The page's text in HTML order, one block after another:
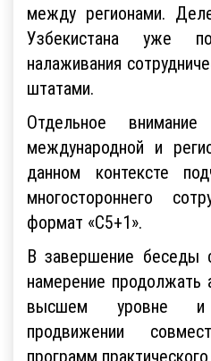
между регионами.
Узбекистана уже
налаживания
штатами.
Отдельное
международной и
данном контексте
многостороннего
формат «С5+1».
В завершение беседы
намерение продолжать
высшем уровне и
продвижении
программ